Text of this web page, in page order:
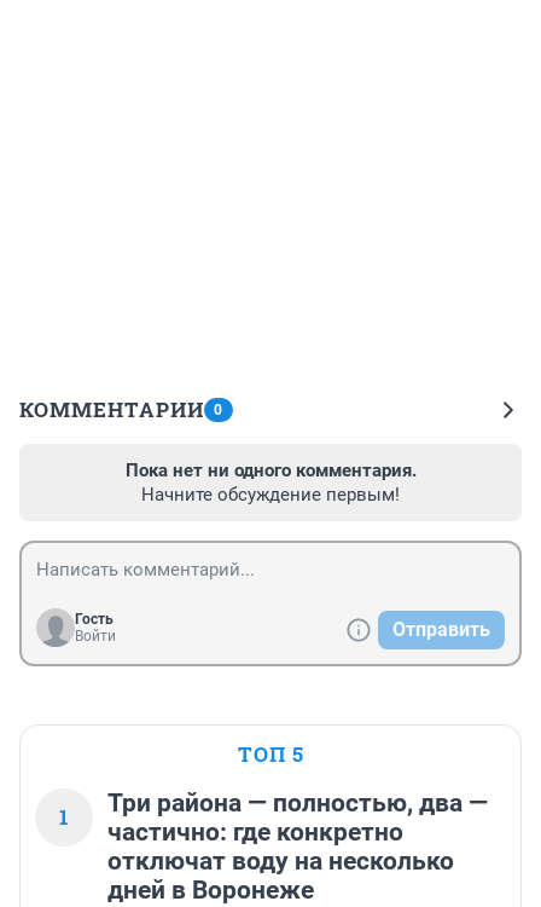
КОММЕНТАРИИ 0
Пока нет ни одного комментария.
Начните обсуждение первым!
Гость
Войти
Отправить
ТОП 5
1
Три района — полностью, два —
частично: где конкретно
отключат воду на несколько
дней в Воронеже